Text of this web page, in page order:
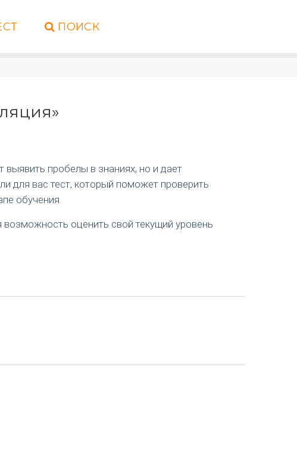
ПОИСК
пробелы в знаниях, но и дает
для вас тест, который поможет проверить
обучения.
возможность оценить свой текущий уровень